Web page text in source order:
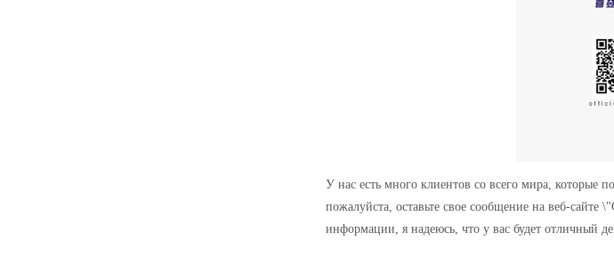
У нас есть много клиентов со всего мира, которые
пожалуйста, оставьте свое сообщение на веб-
информации, я надеюсь, что у вас будет отличный